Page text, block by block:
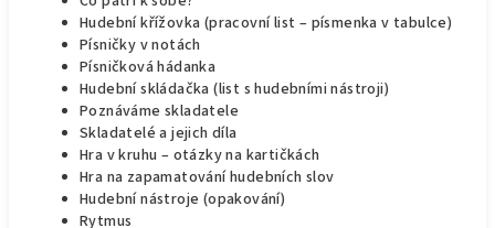
Hudební křížovka (pracovní list – písmenka v tabulce)
Písničky v notách
Písničková hádanka
Hudební skládačka (list s hudebními nástroji)
Poznáváme skladatele
Skladatelé a jejich díla
Hra v kruhu – otázky na kartičkách
Hra na zapamatování hudebních slov
Hudební nástroje (opakování)
Rytmus